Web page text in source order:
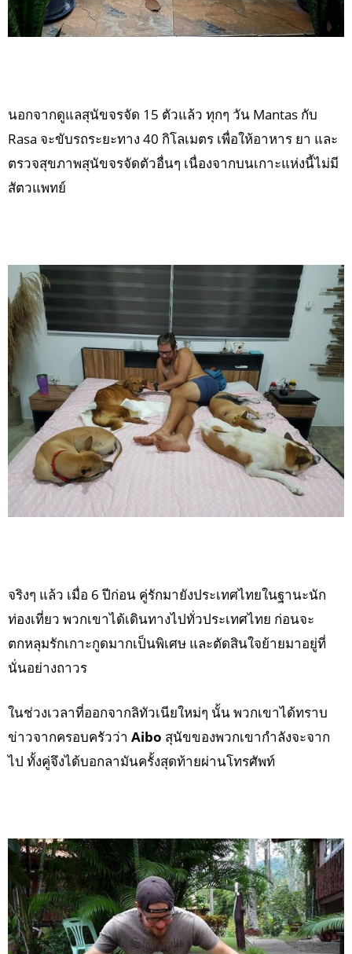
นอกจากดูแลสุนัขจรจัด 15 ตัวแล้ว ทุกๆ วัน Mantas กับ
Rasa จะขับรถระยะทาง 40 กิโลเมตร เพื่อให้อาหาร ยา และ
ตรวจสุขภาพสุนัขจรจัดตัวอื่นๆ เนื่องจากบนเกาะแห่งนี้ไม่มี
สัตวแพทย์
จริงๆ แล้ว เมื่อ 6 ปีก่อน คู่รักมายังประเทศไทยในฐานะนัก
ท่องเที่ยว พวกเขาได้เดินทางไปทั่วประเทศไทย ก่อนจะ
ตกหลุมรักเกาะกูดมากเป็นพิเศษ และตัดสินใจย้ายมาอยู่ที่
นั่นอย่างถาวร
ในช่วงเวลาที่ออกจากลิทัวเนียใหม่ๆ นั้น พวกเขาได้ทราบ
ข่าวจากครอบครัวว่า Aibo สุนัขของพวกเขากำลังจะจาก
ไป ทั้งคู่จึงได้บอกลามันครั้งสุดท้ายผ่านโทรศัพท์